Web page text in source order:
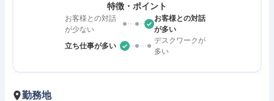
特徴・ポイント
お客様との対話
が少ない
お客様との対話
が多い
立ち仕事が多い
デスクワークが
多い
勤務地